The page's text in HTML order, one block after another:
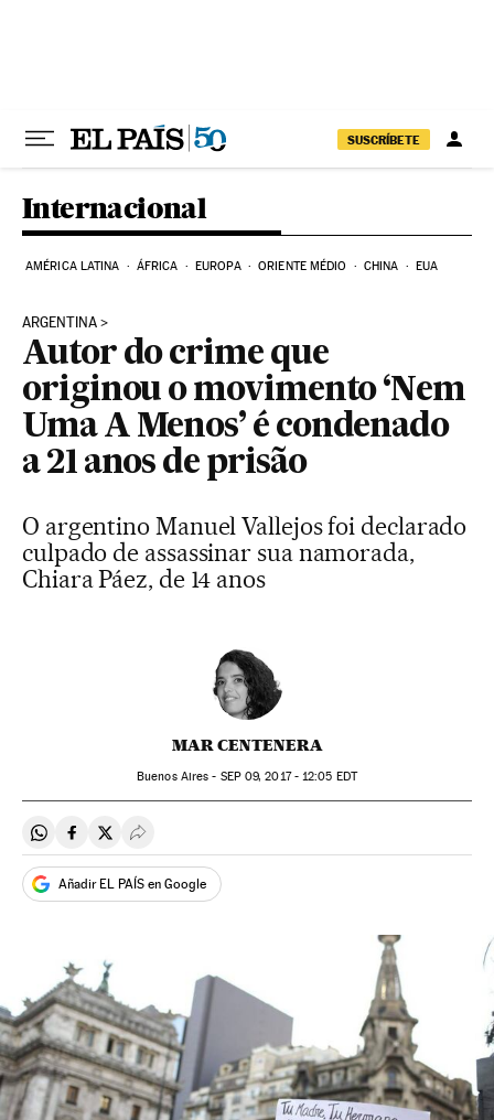
SUSCRÍBETE
Internacional
AMÉRICA LATINA ÁFRICA EUROPA ORIENTE MÉDIO CHINA EUA
ARGENTINA
Autor do crime que
originou o movimento ‘Nem
Uma A Menos’ é condenado
a 21 anos de prisão
O argentino Manuel Vallejos foi declarado
culpado de assassinar sua namorada,
Chiara Páez, de 14 anos
MAR CENTENERA
Buenos Aires - SEP09, 2017 - 12:05 EDT
Compartir en Whatsapp
Compartir en Facebook
Compartir en Twitter
Desplegar Redes Sociales
Añadir EL PAÍS en Google